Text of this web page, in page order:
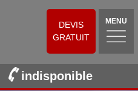
DEVIS
GRATUIT
MENU
indisponible